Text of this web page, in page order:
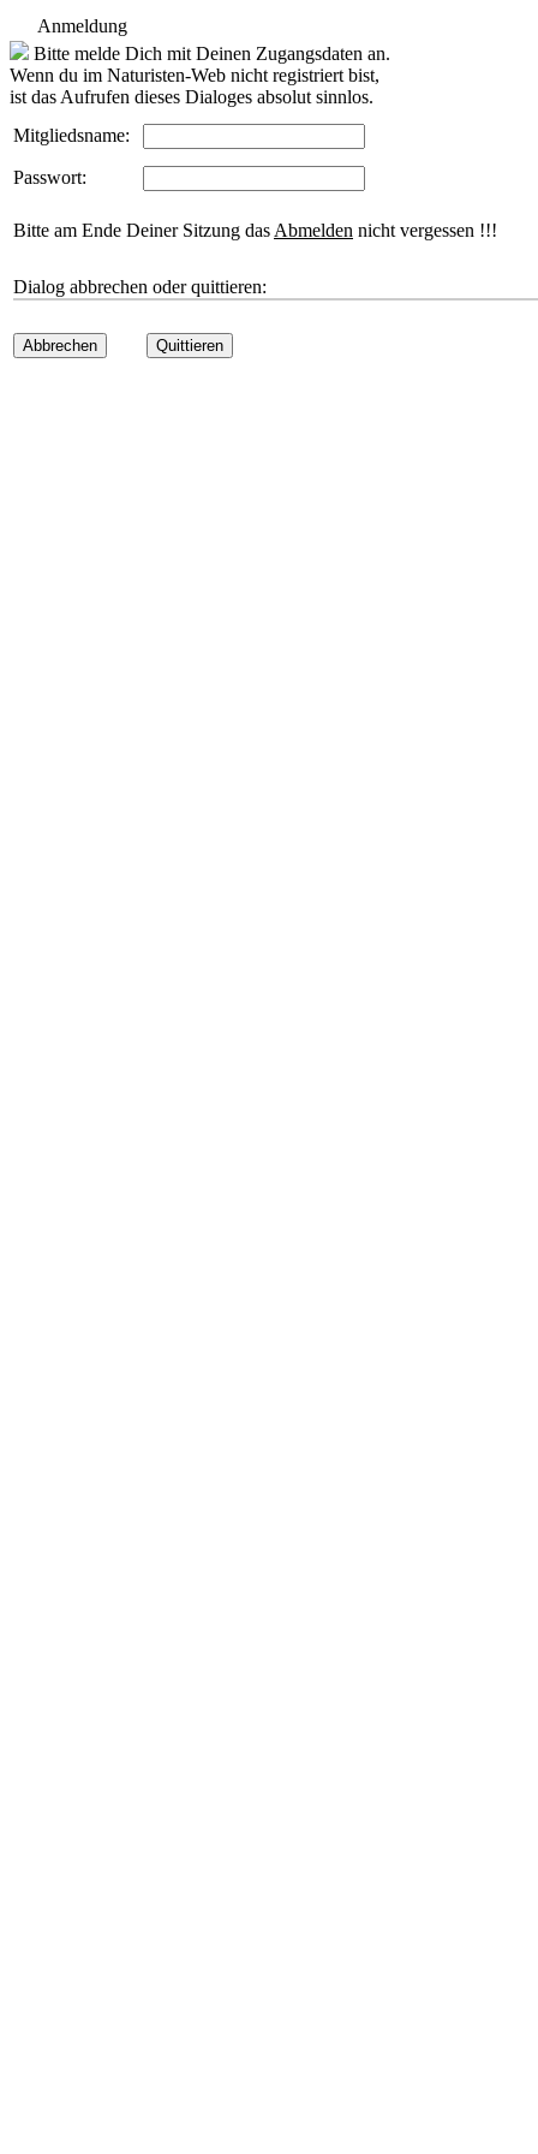
Anmeldung
Bitte melde Dich mit Deinen Zugangsdaten an.
Wenn du im Naturisten-Web nicht registriert bist,
ist das Aufrufen dieses Dialoges absolut sinnlos.
Mitgliedsname:
Passwort:
Bitte am Ende Deiner Sitzung das Abmelden nicht vergessen !!!
Dialog abbrechen oder quittieren:
Abbrechen Quittieren